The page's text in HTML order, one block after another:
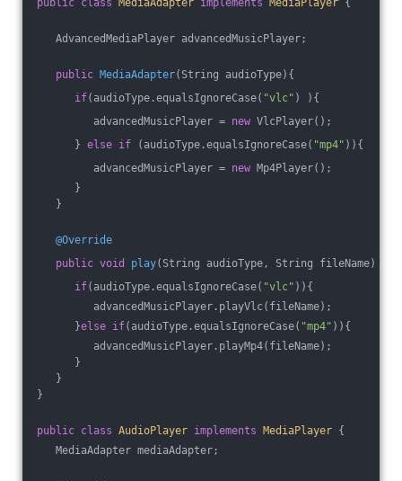
public class MediaAdapter implements MediaPlayer {
AdvancedMediaPlayer advancedMusicPlayer;
public MediaAdapter(String audioType) {
if(audioType.equalsIgnoreCase( "vlc" ) ){
advancedMusicPlayer = new
} else if (audioType.equalsIgnoreCase( "mp4" )){
advancedMusicPlayer = new Mp4Player();
}
}
@Override
public void play(String audioType, String fileName)
if(audioType.equalsIgnoreCase( "vlc" )){
advancedMusicPlayer.playVlc(fileName);
}else if(audioType.equalsIgnoreCase( "mp4" )){
advancedMusicPlayer.playMp4(fileName);
}
}
}
public class AudioPlayer implements MediaPlayer {
MediaAdapter mediaAdapter;